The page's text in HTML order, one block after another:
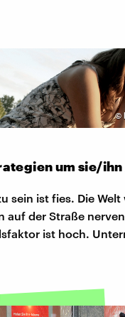
©
um sie/ihn
sein ist fies. Die
auf der Straße
ist hoch.